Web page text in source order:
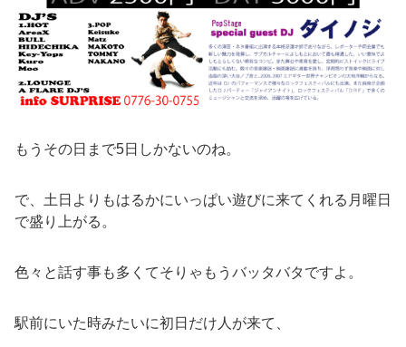
もうその日まで5日しかないのね。
で、土日よりもはるかにいっぱい遊びに来てくれる月曜日
で盛り上がる。
色々と話す事も多くてそりゃもうバッタバタですよ。
駅前にいた時みたいに初日だけ人が来て、